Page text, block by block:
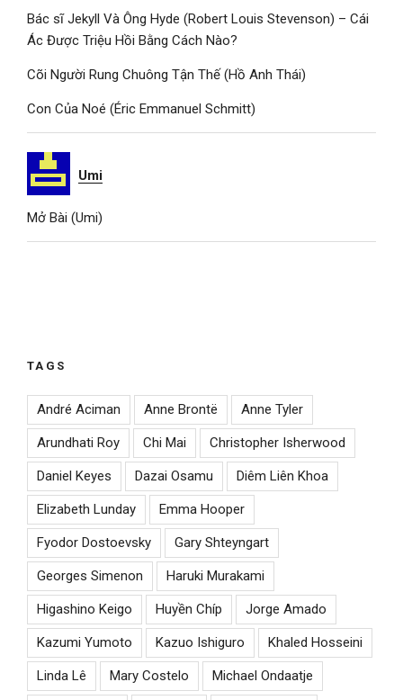
Bác sĩ Jekyll Và Ông Hyde (Robert Louis Stevenson) – Cái
Ác Được Triệu Hồi Bằng Cách Nào?
Cõi Người Rung Chuông Tận Thế (Hồ Anh Thái)
Con Của Noé (Éric Emmanuel Schmitt)
Umi
Mở Bài (Umi)
TAGS
André Aciman Anne Brontë Anne Tyler
Arundhati Roy Chi Mai Christopher Isherwood
Daniel Keyes Dazai Osamu Diêm Liên Khoa
Elizabeth Lunday Emma Hooper
Fyodor Dostoevsky Gary Shteyngart
Georges Simenon Haruki Murakami
Higashino Keigo Huyền Chíp Jorge Amado
Kazumi Yumoto Kazuo Ishiguro Khaled Hosseini
Linda Lê Mary Costelo Michael Ondaatje